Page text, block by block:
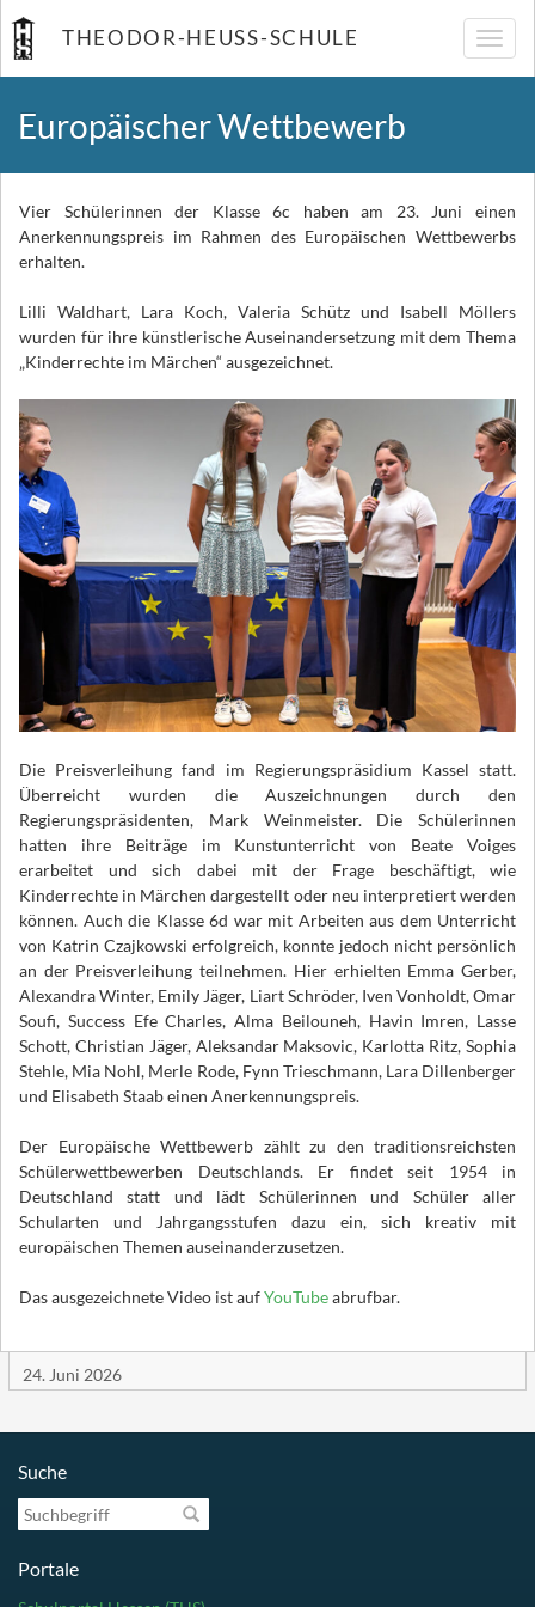
THEODOR-HEUSS-SCHULE
Europäischer Wettbewerb
Vier Schülerinnen der Klasse 6c haben am 23. Juni einen
Anerkennungspreis im Rahmen des Europäischen Wettbewerbs
erhalten.
Lilli Waldhart, Lara Koch, Valeria Schütz und Isabell Möllers
wurden für ihre künstlerische Auseinandersetzung mit dem Thema
„Kinderrechte im Märchen“ ausgezeichnet.
Die Preisverleihung fand im Regierungspräsidium Kassel statt.
Überreicht wurden die Auszeichnungen durch den
Regierungspräsidenten, Mark Weinmeister. Die Schülerinnen
hatten ihre Beiträge im Kunstunterricht von Beate Voiges
erarbeitet und sich dabei mit der Frage beschäftigt, wie
Kinderrechte in Märchen dargestellt oder neu interpretiert werden
können. Auch die Klasse 6d war mit Arbeiten aus dem Unterricht
von Katrin Czajkowski erfolgreich, konnte jedoch nicht persönlich
an der Preisverleihung teilnehmen. Hier erhielten Emma Gerber,
Alexandra Winter, Emily Jäger, Liart Schröder, Iven Vonholdt, Omar
Soufi, Success Efe Charles, Alma Beilouneh, Havin Imren, Lasse
Schott, Christian Jäger, Aleksandar Maksovic, Karlotta Ritz, Sophia
Stehle, Mia Nohl, Merle Rode, Fynn Trieschmann, Lara Dillenberger
und Elisabeth Staab einen Anerkennungspreis.
Der Europäische Wettbewerb zählt zu den traditionsreichsten
Schülerwettbewerben Deutschlands. Er findet seit 1954 in
Deutschland statt und lädt Schülerinnen und Schüler aller
Schularten und Jahrgangsstufen dazu ein, sich kreativ mit
europäischen Themen auseinanderzusetzen.
Das ausgezeichnete Video ist aufYouTubeabrufbar.
24. Juni 2026
Suche
Suchbegriff
Portale